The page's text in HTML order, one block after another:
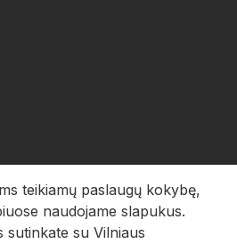
Vilnius
teikiamų paslaugų kokybę,
naudojame slapukus.
sutinkate su Vilniaus